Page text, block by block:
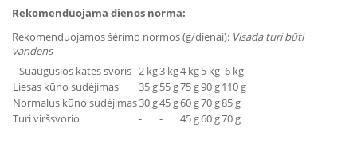
Rekomenduojama dienos norma:
Rekomenduojamos šėrimo normos (g/dienai): Visada turi būti
vandens
Suaugusios katės svoris 2 kg3 kg4 kg5 kg 6 kg
Liesas kūno sudėjimas
35 g55 g75 g90 g110 g
Normalus kūno sudėjimas30 g45 g60 g70 g85 g
Turi viršsvorio
- - 45 g60 g70 g